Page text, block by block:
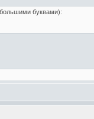
буквами):